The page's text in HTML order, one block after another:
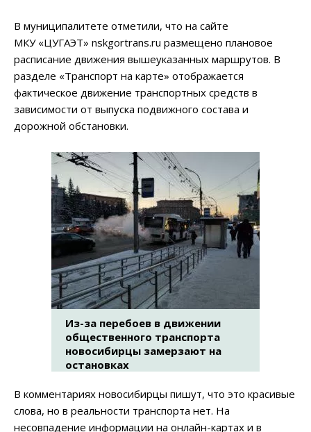
В муниципалитете отметили, что на сайте
МКУ «ЦУГАЭТ» nskgortrans.ru размещено плановое
расписание движения вышеуказанных маршрутов. В
разделе «Транспорт на карте» отображается
фактическое движение транспортных средств в
зависимости от выпуска подвижного состава и
дорожной обстановки.
Из-за перебоев в движении
общественного транспорта
новосибирцы замерзают на
остановках
В комментариях новосибирцы пишут, что это красивые
слова, но в реальности транспорта нет. На
несовпадение информации на онлайн-картах и в